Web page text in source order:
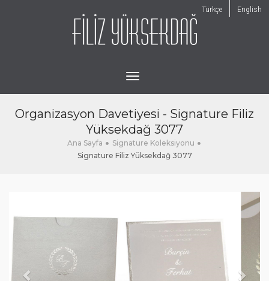
Türkçe English
toggle
navigation
Organizasyon Davetiyesi - Signature Filiz
Yüksekdağ 3077
Ana Sayfa
Signature Koleksiyonu
Signature Filiz Yüksekdağ 3077